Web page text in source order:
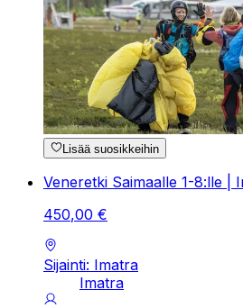
Lisää suosikkeihin
Veneretki Saimaalle 1-8:lle |
450,00 €
Sijainti: Imatra
Imatra